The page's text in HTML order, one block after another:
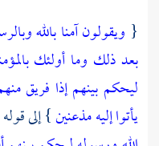
{ ويقولون آمنا بالله
بعد ذلك وما أولئك
ليحكم بينهم إذا فريق
يأتوا إليه مذعنين} إلى